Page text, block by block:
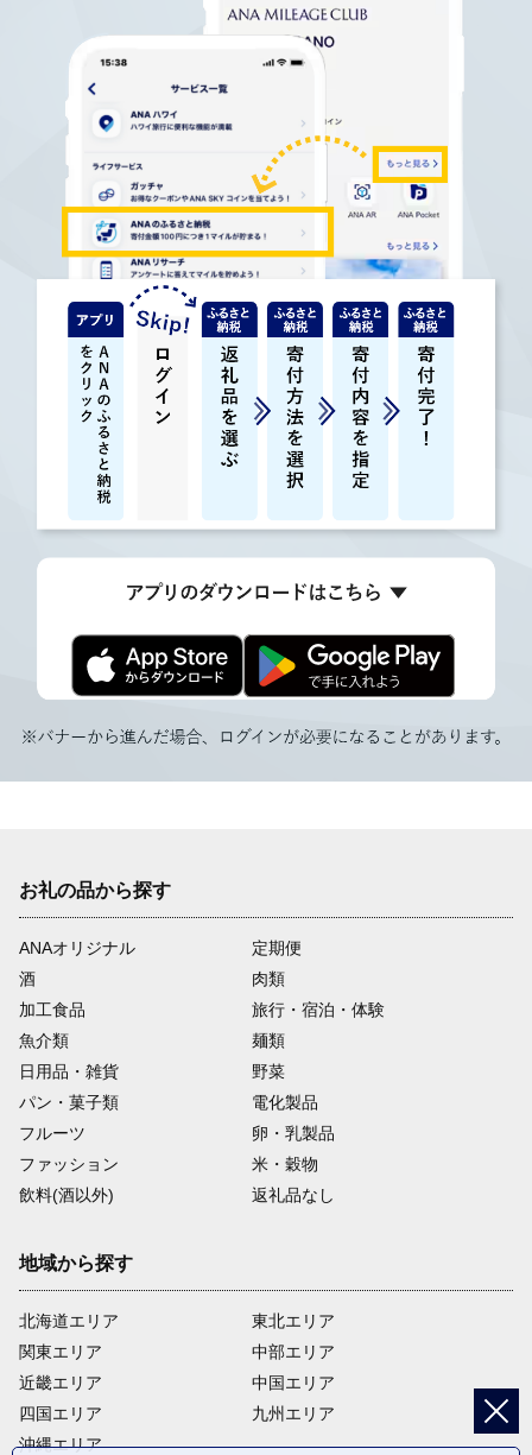
お礼の品から探す
ANAオリジナル
定期便
酒
肉類
加工食品
旅行・宿泊・体験
魚介類
麺類
日用品・雑貨
野菜
パン・菓子類
電化製品
フルーツ
卵・乳製品
ファッション
米・穀物
飲料(酒以外)
返礼品なし
地域から探す
北海道エリア
関東エリア
近畿エリア
四国エリア
沖縄エリア
東北エリア
中部エリア
中国エリア
九州エリア